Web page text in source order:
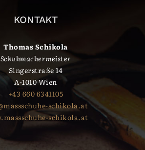
KONTAKT
Thomas Schikola
Schuhmachermeister
Singerstraße 14
A-1010 Wien
+43 660 6341105
schikola.at
schikola.at